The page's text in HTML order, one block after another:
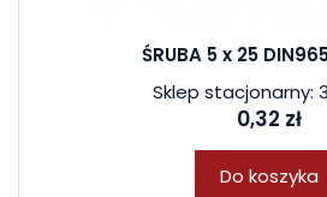
ŚRUBA 5 x 25
Sklep stacjonarny:
0,32 zł
Do koszyka